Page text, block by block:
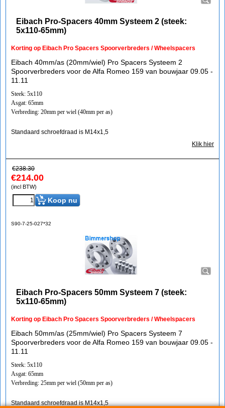
Eibach Pro-Spacers 40mm Systeem 2 (steek:
5x110-65mm)
Korting op Eibach Pro Spacers Spoorverbreders / Wheelspacers
Eibach 40mm/as (20mm/wiel) Pro Spacers Systeem 2
Spoorverbreders voor de Alfa Romeo 159 van bouwjaar 09.05 -
11.11
Steek: 5x110
Asgat: 65mm
Verbreding: 20mm per wiel (40mm per as)
Standaard schroefdraad is M14x1,5
Klik hier
€238.30
€214.00
(incl BTW)
Koop nu
S90-7-25-027*32
Eibach Pro-Spacers 50mm Systeem 7 (steek:
5x110-65mm)
Korting op Eibach Pro Spacers Spoorverbreders / Wheelspacers
Eibach 50mm/as (25mm/wiel) Pro Spacers Systeem 7
Spoorverbreders voor de Alfa Romeo 159 van bouwjaar 09.05 -
11.11
Steek: 5x110
Asgat: 65mm
Verbreding: 25mm per wiel (50mm per as)
Standaard schroefdraad is M14x1,5